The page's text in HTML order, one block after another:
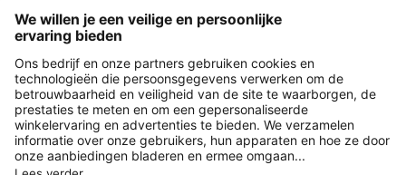
Nederland
Payment and Delivery
Versleuteling met